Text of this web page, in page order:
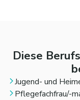
Corporate
einem
Unternehmen
Diese
Jugend- und
Pflegefachfrau/-